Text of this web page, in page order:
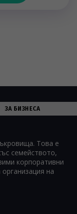
ЗА БИЗНЕСА
Това е
семейството,
корпоративни
на